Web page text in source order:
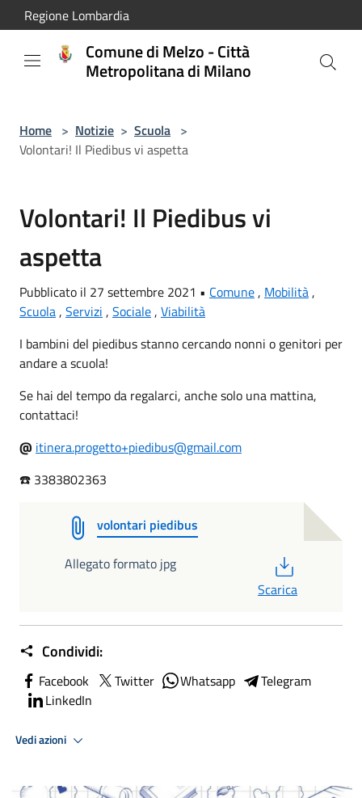
Salta al contenuto principale
Regione Lombardia
Comune di Melzo - Città
Metropolitana di Milano
Home > Notizie > Scuola >
Volontari! Il Piedibus vi aspetta
Volontari! Il Piedibus vi
aspetta
Pubblicato il 27 settembre 2021 • Comune, Mobilità,
Scuola, Servizi , Sociale, Viabilità
I bambini del piedibus stanno cercando nonni o genitori per
andare a scuola!
Se hai del tempo da regalarci, anche solo una mattina,
contattaci!
@ itinera.progetto+piedibus@gmail.com
☎️ 3383802363
volontari piedibus
Allegato formato jpg
Scarica
Condividi:
Facebook Twitter Whatsapp
Telegram
LinkedIn
Vedi azioni